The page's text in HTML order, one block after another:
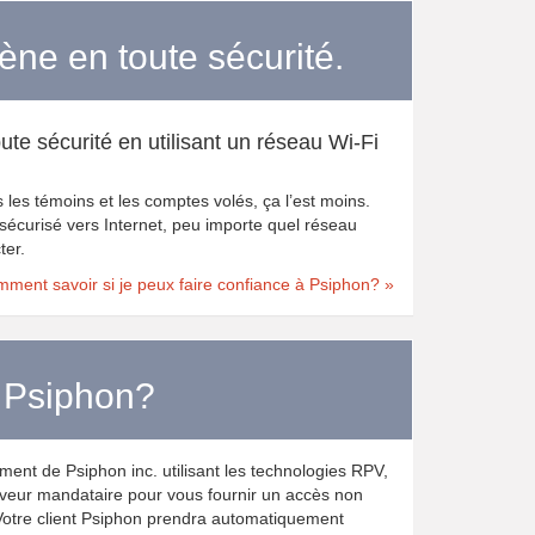
en toute sécurité.
sécurité en utilisant un réseau Wi-Fi
les témoins et les comptes volés, ça l’est moins.
vers Internet, peu importe quel réseau
savoir si je peux faire confiance à Psiphon? »
de Psiphon inc. utilisant les technologies RPV,
mandataire pour vous fournir un accès non
client Psiphon prendra automatiquement